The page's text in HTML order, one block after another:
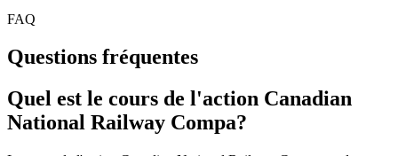
FAQ
Questions fréquentes
Quel est le cours de l'action Canadian
National Railway Compa?